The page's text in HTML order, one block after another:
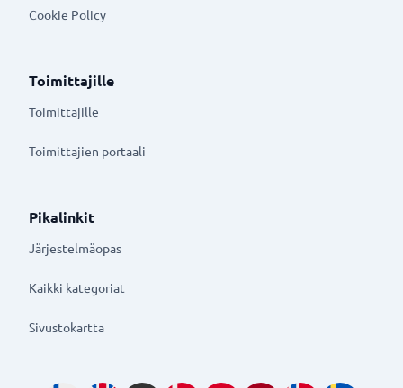
Cookie Policy
Toimittajille
Toimittajille
Toimittajien portaali
Pikalinkit
Järjestelmäopas
Kaikki kategoriat
Sivustokartta